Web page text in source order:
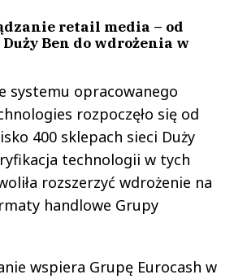
retail media – od
Ben do wdrożenia w
systemu opracowanego
rozpoczęło się od
400 sklepach sieci Duży
technologii w tych
rozszerzyć wdrożenie na
handlowe Grupy
wspiera Grupę Eurocash w